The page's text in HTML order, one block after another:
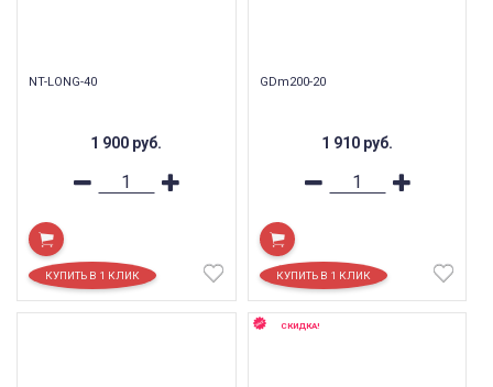
NT-LONG-40
1 900 руб.
GDm200-20
1 910 руб.
СКИДКА!